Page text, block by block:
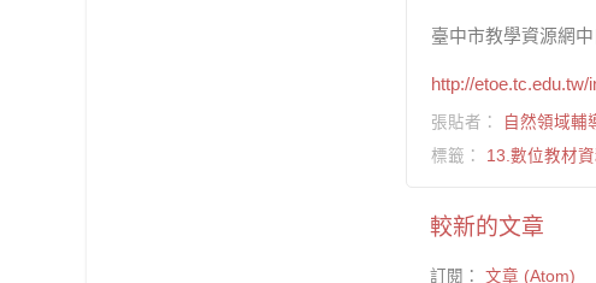
臺中市教學資源網
http://
張貼者： 自然領域輔
標籤： 13.數位教材
較新的文章
訂閱： 文章 (Atom)